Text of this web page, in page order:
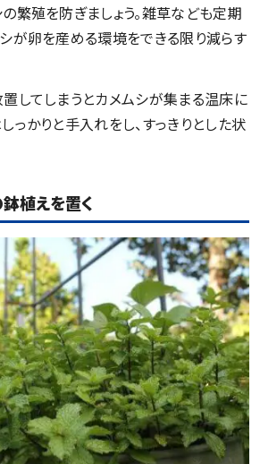
繁殖を防ぎましょう。雑草なども定期
が卵を産める環境をできる限り減らす
置してしまうとカメムシが集まる温床に
っかりと手入れをし、すっきりとした状
植えを置く